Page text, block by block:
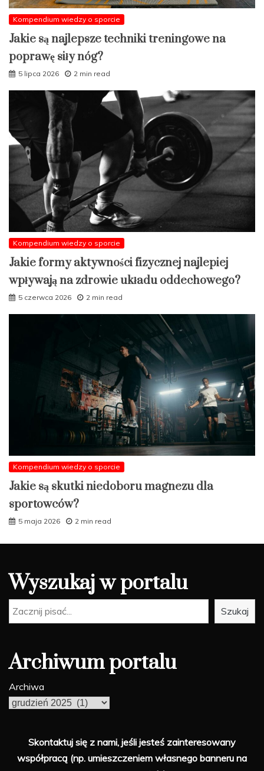
Kompendium wiedzy o sporcie
Jakie są najlepsze techniki treningowe na
poprawę siły nóg?
5 lipca 2026 2 min read
Kompendium wiedzy o sporcie
Jakie formy aktywności fizycznej najlepiej
wpływają na zdrowie układu oddechowego?
5 czerwca 2026 2 min read
Kompendium wiedzy o sporcie
Jakie są skutki niedoboru magnezu dla
sportowców?
5 maja 2026 2 min read
Wyszukaj w portalu
Szukaj Szukaj
Archiwum portalu
Archiwa
Skontaktuj się z nami, jeśli jesteś zainteresowany
współpracą (np. umieszczeniem własnego banneru na